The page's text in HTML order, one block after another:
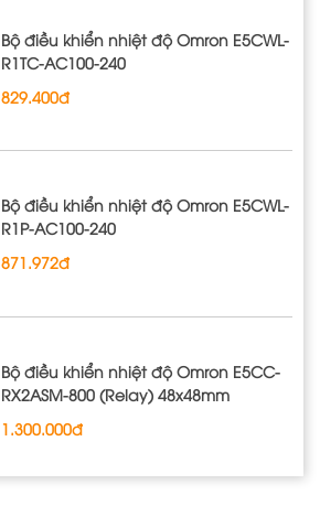
Bộ điều khiển nhiệt độ Omron E5CWL‐
R1TC‐AC100‐240
829.400đ
Bộ điều khiển nhiệt độ Omron E5CWL‐
R1P‐AC100‐240
871.972đ
Bộ điều khiển nhiệt độ Omron E5CC-
RX2ASM-800 (Relay) 48x48mm
1.300.000đ